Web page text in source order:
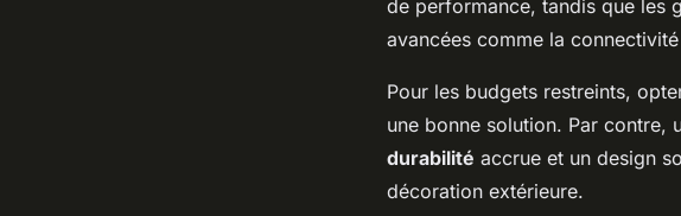
de performance, tandis que les
avancées comme la
Pour les budgets restreints,
une bonne solution. Par contre,
durabilité accrue et un design
décoration extérieure.